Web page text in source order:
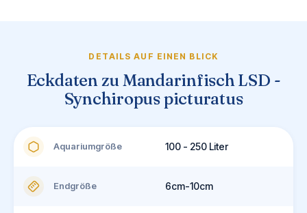
DETAILS AUF EINEN BLICK
Eckdaten zu Mandarinfisch LSD -
Synchiropus picturatus
Aquariumgröße 100 - 250 Liter
Endgröße 6cm-10cm